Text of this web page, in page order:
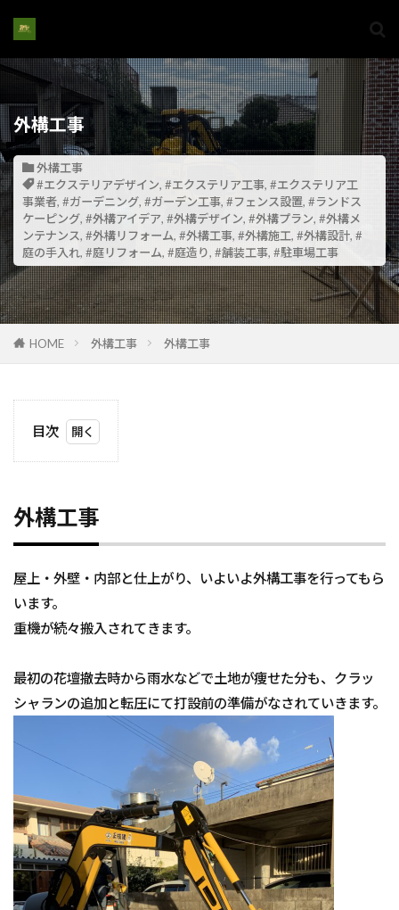
#高所解体作業
検索
外構工事
外構工事
#エクステリアデザイン, #エクステリア工事, #エクステリア工
事業者, #ガーデニング, #ガーデン工事, #フェンス設置, #ランドス
ケーピング, #外構アイデア, #外構デザイン, #外構プラン, #外構メ
ンテナンス, #外構リフォーム, #外構工事, #外構施工, #外構設計, #
庭の手入れ, #庭リフォーム, #庭造り, #舗装工事, #駐車場工事
HOME 外構工事 外構工事
目次
工
事
外構工事
屋上・外壁・内部と仕上がり、いよいよ外構工事を行ってもら
います。
重機が続々搬入されてきます。
最初の花壇撤去時から雨水などで土地が痩せた分も、クラッ
シャランの追加と転圧にて打設前の準備がなされていきます。